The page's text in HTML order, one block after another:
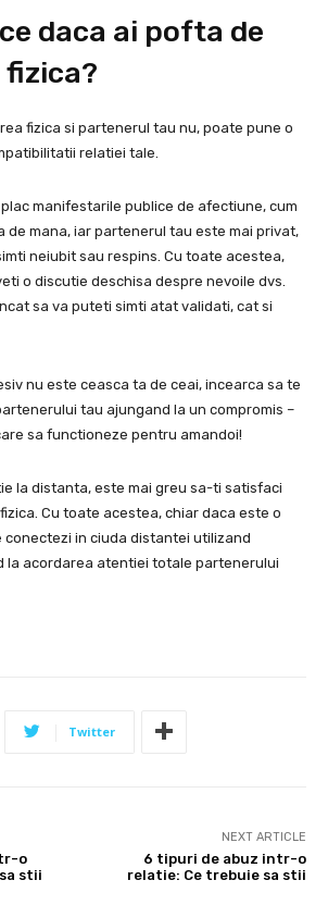
daca ai pofta de
fizica si partenerul tau nu, poate pune o
relatiei tale.
manifestarile publice de afectiune, cum
de mana, iar partenerul tau este mai privat,
neiubit sau respins. Cu toate acestea,
o discutie deschisa despre nevoile dvs.
sa va puteti simti atat validati, cat si
nu este ceasca ta de ceai, incearca sa te
tau ajungand la un compromis –
sa functioneze pentru amandoi!
la distanta, este mai greu sa-ti satisfaci
Cu toate acestea, chiar daca este o
conectezi in ciuda distantei utilizand
la acordarea atentiei totale partenerului
Twitter
o
stii
NEXT ARTICLE
6 tipuri de abuz intr-o
relatie: Ce trebuie sa stii